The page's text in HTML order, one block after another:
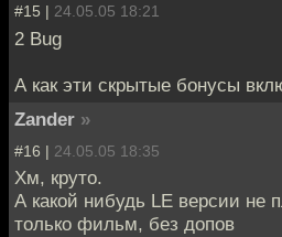
#15 | 24.05.05 18:21
2 Bug
А как эти скрытые бонусы
Zander »
#16 | 24.05.05 18:35
Хм, круто.
А какой нибудь LE версии не
только фильм, без допов